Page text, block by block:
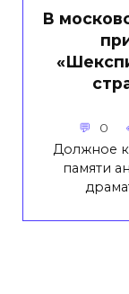
В
0
Должное
памяти